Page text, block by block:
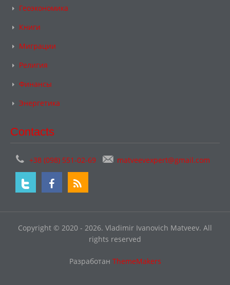
Геоэкономика
Книги
Миграции
Религия
Финансы
Энергетика
Contacts
+38 (098) 551-02-69 matveevexpert@gmail.com
Copyright © 2020 - 2026. Vladimir Ivanovich Matveev. All
rights reserved
Разработан ThemeMakers